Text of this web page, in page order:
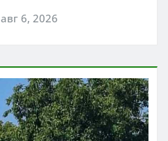
авг 6, 2026